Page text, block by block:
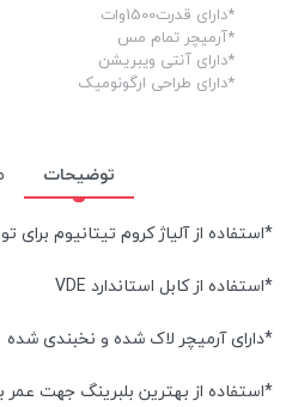
*دارای قدرت1500وات
*آرمیچر تمام مس
*دارای آنتی ویبریشن
*دارای طراحی ارگونومیک
توضیحات
*استفاده از آلیاژ کروم تیتانیوم برای
*استفاده از کابل استاندارد VDE
*دارای آرمیچر لاک شده و نخبندی شده
*استفاده از بهترین بلبرینگ جهت عمر